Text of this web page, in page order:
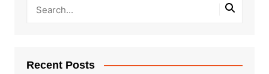
Recent Posts